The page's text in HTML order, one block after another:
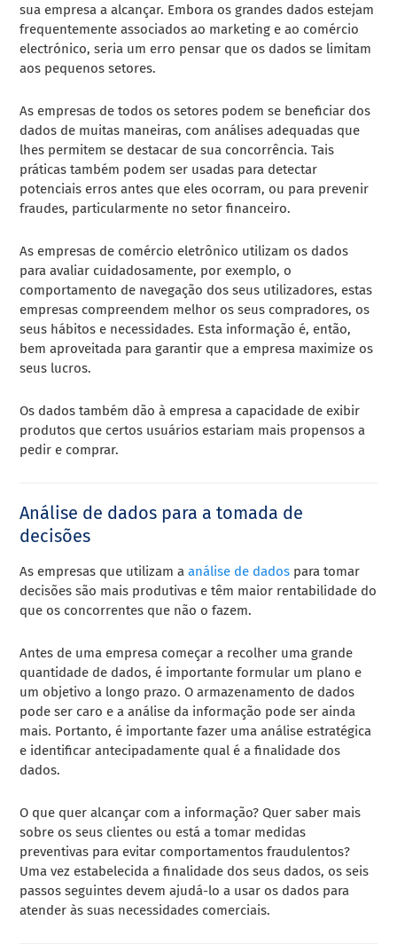
sua empresa a alcançar. Embora os grandes dados estejam
frequentemente associados ao marketing e ao comércio
electrónico, seria um erro pensar que os dados se limitam
aos pequenos setores.
As empresas de todos os setores podem se beneficiar dos
dados de muitas maneiras, com análises adequadas que
lhes permitem se destacar de sua concorrência. Tais
práticas também podem ser usadas para detectar
potenciais erros antes que eles ocorram, ou para prevenir
fraudes, particularmente no setor financeiro.
As empresas de comércio eletrônico utilizam os dados
para avaliar cuidadosamente, por exemplo, o
comportamento de navegação dos seus utilizadores, estas
empresas compreendem melhor os seus compradores, os
seus hábitos e necessidades. Esta informação é, então,
bem aproveitada para garantir que a empresa maximize os
seus lucros.
Os dados também dão à empresa a capacidade de exibir
produtos que certos usuários estariam mais propensos a
pedir e comprar.
Análise de dados para a tomada de
decisões
As empresas que utilizam aanálise de dados para tomar
decisões são mais produtivas e têm maior rentabilidade do
que os concorrentes que não o fazem.
Antes de uma empresa começar a recolher uma grande
quantidade de dados, é importante formular um plano e
um objetivo a longo prazo. O armazenamento de dados
pode ser caro e a análise da informação pode ser ainda
mais. Portanto, é importante fazer umaanálise estratégica
e identificar antecipadamente qual é a finalidade dos
dados.
O que quer alcançar com a informação? Quer saber mais
sobre os seus clientes ou está a tomar medidas
preventivas para evitar comportamentos fraudulentos?
Uma vez estabelecida a finalidade dos seus dados, os seis
passos seguintes devem ajudá-lo a usar os dados para
atender às suas necessidades comerciais.